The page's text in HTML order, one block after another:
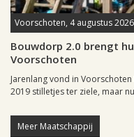
Voorschoten, 4 augustus
Bouwdorp 2.0 brengt
Voorschoten
Jarenlang vond in
2019 stilletjes ter ziele, maar
Meer Maatschappij